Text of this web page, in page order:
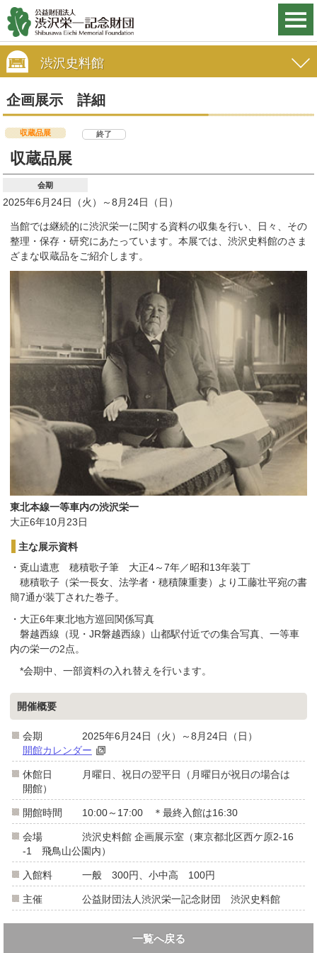
渋沢史料館
企画展示 詳細
収蔵品展 終了
収蔵品展
会期
2025年6月24日（火）～8月24日（日）
当館では継続的に渋沢栄一に関する資料の収集を行い、日々、その
整理・保存・研究にあたっています。本展では、渋沢史料館のさま
ざまな収蔵品をご紹介します。
東北本線一等車内の渋沢栄一
大正6年10月23日
主な展示資料
・覔山遺恵 穂積歌子筆 大正4～7年／昭和13年装丁
穂積歌子（栄一長女、法学者・穂積陳重妻）より工藤壮平宛の書
簡7通が装丁された巻子。
・大正6年東北地方巡回関係写真
磐越西線（現・JR磐越西線）山都駅付近での集合写真、一等車
内の栄一の2点。
*会期中、一部資料の入れ替えを行います。
開催概要
会期 2025年6月24日（火）～8月24日（日）
開館カレンダー
休館日 月曜日、祝日の翌平日（月曜日が祝日の場合は
開館）
開館時間 10:00～17:00 ＊最終入館は16:30
会場 渋沢史料館 企画展示室（東京都北区西ケ原2-16
-1 飛鳥山公園内）
入館料 一般 300円、小中高 100円
主催 公益財団法人渋沢栄一記念財団 渋沢史料館
一覧へ戻る